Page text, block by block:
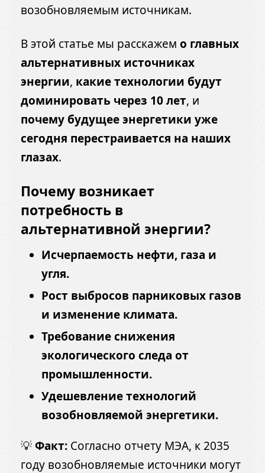
возобновляемым источникам.
В этой статье мы расскажем о главных
альтернативных источниках
энергии, какие технологии будут
доминировать через 10 лет, и
почему будущее энергетики уже
сегодня перестраивается на наших
глазах.
Почему возникает
потребность в
альтернативной энергии?
Исчерпаемость нефти, газа и
угля.
Рост выбросов парниковых газов
и изменение климата.
Требование снижения
экологического следа от
промышленности.
Удешевление технологий
возобновляемой энергетики.
💡Факт: Согласно отчету МЭА, к 2035
году возобновляемые источники могут